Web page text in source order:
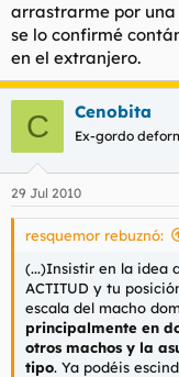
arrastrarme por
se lo confirmé
en el extranjero.
C Cenobita
Ex-gordo
29 Jul 2010
resquemor rebuznó:
(...)Insistir en la idea
ACTITUD y tu
escala del macho
principalmente en
otros machos y la
tipo. Ya podéis